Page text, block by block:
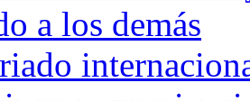
a los demás